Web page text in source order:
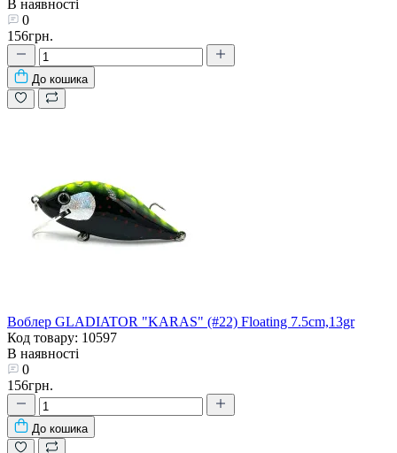
В наявності
0
156грн.
До кошика
Воблер GLADIATOR "KARAS" (#22) Floating 7.5cm,13gr
Код товару: 10597
В наявності
0
156грн.
До кошика